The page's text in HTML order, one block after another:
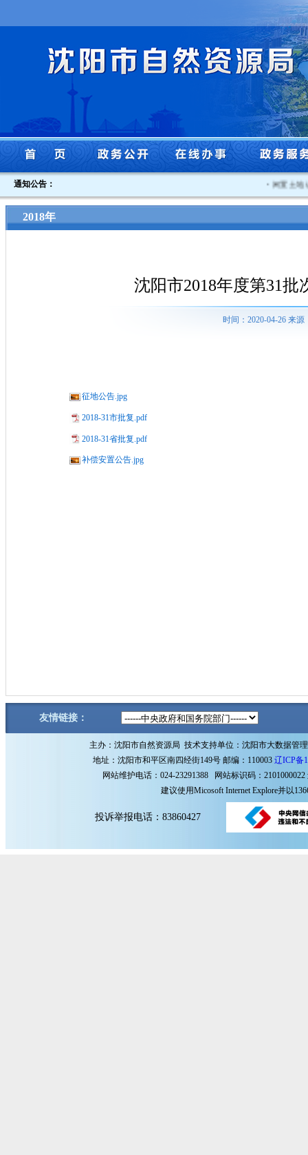
通知公告： 闲置土地
2018年
沈阳市2018年度第31批
时间：2020-04-26 来
征地公告.jpg
2018-31市批复.pdf
2018-31省批复.pdf
补偿安置公告.jpg
友情链接：
主办：沈阳市自然资源局 技术支持单位：沈阳市大数据管
地址：沈阳市和平区南四经街149号 邮编：110003 辽ICP备
网站维护电话：024-23291388 网站标识码：2101000022
建议使用Micosoft Internet Explore并以
投诉举报电话：83860427